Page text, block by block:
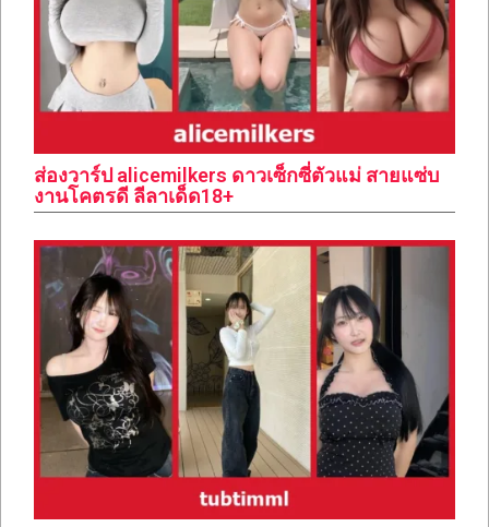
ส่องวาร์ป alicemilkers ดาวเซ็กซี่ตัวแม่ สายแซ่บ
งานโคตรดี ลีลาเด็ด18+